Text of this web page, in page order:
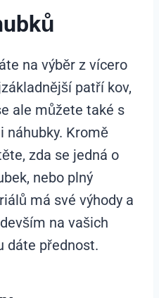
na výběr z vícero
patří kov,
ale můžete také s
náhubky. Kromě
zda se jedná o
nebo plný
má své výhody a
na vašich
dáte přednost.